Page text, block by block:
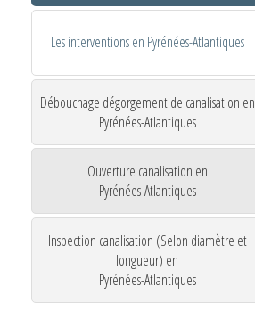
Les interventions en Pyrénées-Atlantiques
Débouchage dégorgement de canalisation en
Pyrénées-Atlantiques
Ouverture canalisation en
Pyrénées-Atlantiques
Inspection canalisation (Selon diamètre et
longueur) en
Pyrénées-Atlantiques